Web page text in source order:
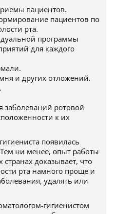
пациентов.
пациентов по
рта.
программы
для каждого
и других отложений.
заболеваний ротовой
к их
появилась
ни менее, опыт работы
доказывает, что
рта намного проще и
удалять или
гигиенистом